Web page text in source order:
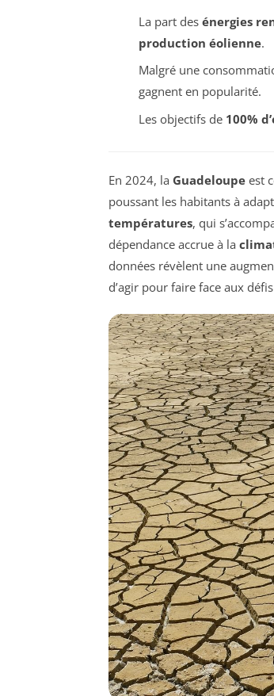
La part des énergies
production éolienne.
Malgré une
gagnent en popularité.
Les objectifs de 100%
En 2024, la Guadeloupe est
poussant les habitants à
températures, qui
dépendance accrue à la
données révèlent une
d’agir pour faire face aux